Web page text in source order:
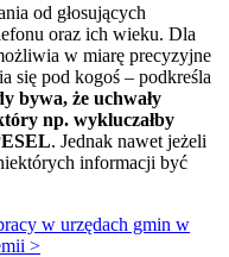
od głosujących
oraz ich wieku. Dla
w miarę precyzyjne
się pod kogoś – podkreśla
bywa, że uchwały
np. wykluczałby
. Jednak nawet jeżeli
informacji być
w urzędach gmin w
>